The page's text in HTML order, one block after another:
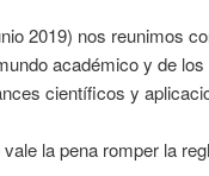
2019) nos reunimos
académico y de
científicos y
la pena romper la